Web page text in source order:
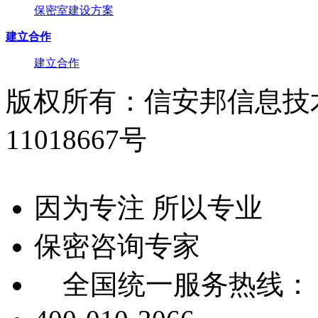
保密室建设方案
建立合作
建立合作
版权所有：信安邦信息
11018667号
因为专注 所以专业
保密咨询专家
全国统一服务热线：